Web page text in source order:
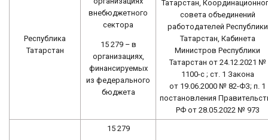
Республика
Татарстан
внебюджетного
сектора
15 279 – в
организациях,
финансируемых
из федерального
бюджета
Татарстан,
совета объединений
работодателей Республики
Татарстан, Кабинета
Министров Республики
Татарстан от 24.12.2021 №
1100-с ; ст. 1 Закона
от 19.06.2000 № 82-ФЗ; п. 1
постановления
РФ от 28.05.2022 № 973
15 279